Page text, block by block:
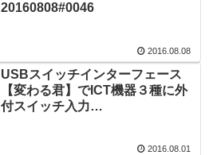
20160808#0046
2016.08.08
USBスイッチインターフェース
【変わる君】でICT機器３種に外
付スイッチ入力
2016.08.01